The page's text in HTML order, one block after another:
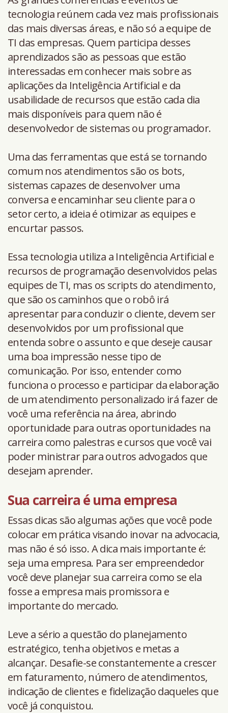
tecnologia reúnem cada vez mais profissionais
das mais diversas áreas, e não só a equipe de
TI das empresas. Quem participa desses
aprendizados são as pessoas que estão
interessadas em conhecer mais sobre as
aplicações da Inteligência Artificial e da
usabilidade de recursos que estão cada dia
mais disponíveis para quem não é
desenvolvedor de sistemas ou programador.
Uma das ferramentas que está se tornando
comum nos atendimentos são os bots,
sistemas capazes de desenvolver uma
conversa e encaminhar seu cliente para o
setor certo, a ideia é otimizar as equipes e
encurtar passos.
Essa tecnologia utiliza a Inteligência Artificial e
recursos de programação desenvolvidos pelas
equipes de TI, mas os scripts do atendimento,
que são os caminhos que o robô irá
apresentar para conduzir o cliente, devem ser
desenvolvidos por um profissional que
entenda sobre o assunto e que deseje causar
uma boa impressão nesse tipo de
comunicação. Por isso, entender como
funciona o processo e participar da elaboração
de um atendimento personalizado irá fazer de
você uma referência na área, abrindo
oportunidade para outras oportunidades na
carreira como palestras e cursos que você vai
poder ministrar para outros advogados que
desejam aprender.
Sua carreira é uma empresa
Essas dicas são algumas ações que você pode
colocar em prática visando inovar na advocacia,
mas não é só isso. A dica mais importante é:
seja uma empresa. Para ser empreendedor
você deve planejar sua carreira como se ela
fosse a empresa mais promissora e
importante do mercado.
Leve a sério a questão do planejamento
estratégico, tenha objetivos e metas a
alcançar. Desafie-se constantemente a crescer
em faturamento, número de atendimentos,
indicação de clientes e fidelização daqueles que
você já conquistou.